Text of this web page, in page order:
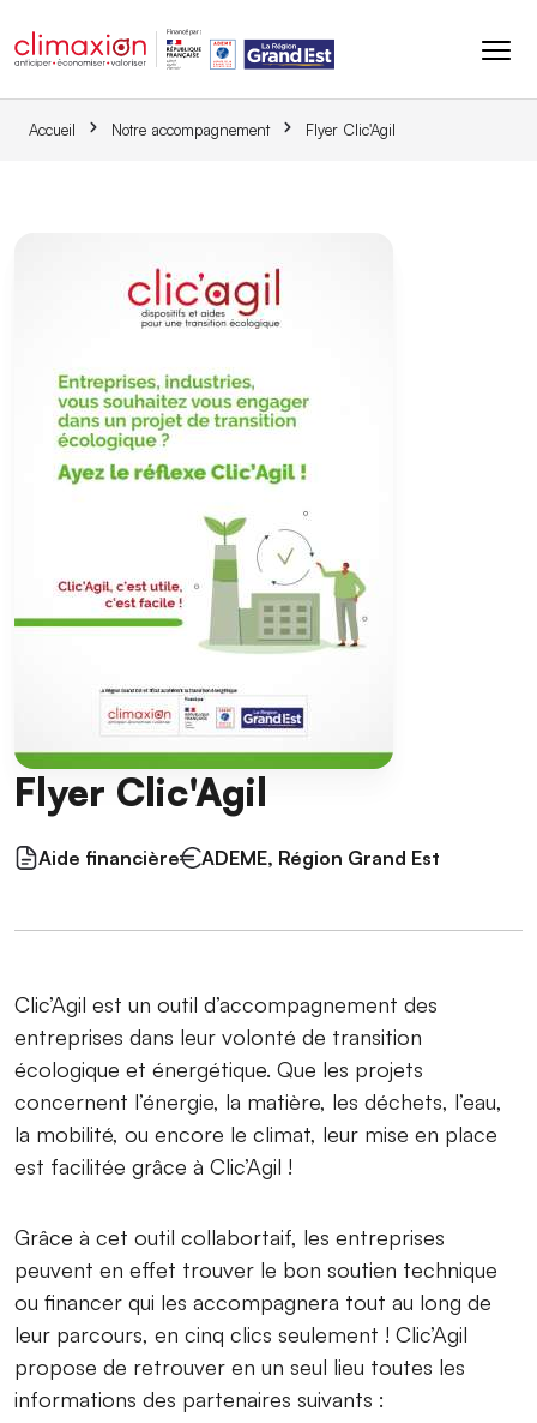
Accueil Notre accompagnement Flyer Clic'Agil
Flyer Clic'Agil
Aide financière ADEME, Région Grand Est
Clic’Agil est un outil d’accompagnement des
entreprises dans leur volonté de transition
écologique et énergétique. Que les projets
concernent l’énergie, la matière, les déchets, l’eau,
la mobilité, ou encore le climat, leur mise en place
est facilitée grâce à Clic’Agil !
Grâce à cet outil collabortaif, les entreprises
peuvent en effet trouver le bon soutien technique
ou financer qui les accompagnera tout au long de
leur parcours, en cinq clics seulement ! Clic’Agil
propose de retrouver en un seul lieu toutes les
informations des partenaires suivants :